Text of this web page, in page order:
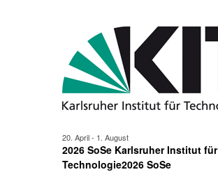
2026 SoSe Karlsruher Institut für
Technologie2026 SoSe
20. April- 1. August